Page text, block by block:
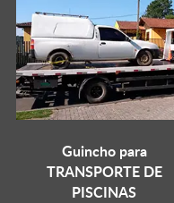
Guincho para
TRANSPORTE DE
PISCINAS